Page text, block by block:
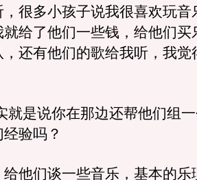
很多小孩子说我很喜欢玩音
给了他们一些钱，给他们买
还有他们的歌给我听，我觉
就是说你在那边还帮他们组
验吗？
给他们谈一些音乐，基本的乐